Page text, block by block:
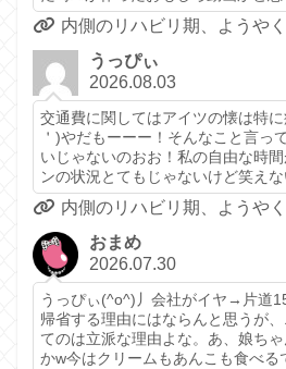
内側のリハビリ期、ようや
うっぴぃ
2026.08.03
交通費に関してはアイツの懐は特
＇)やだもーーー！そんなこと言っ
いじゃないのおお！私の自由な時
ンの状況とてもじゃないけど笑えな
内側のリハビリ期、ようや
おまめ
2026.07.30
うっぴぃ(^o^)丿会社がイヤ→片道
帰省する理由にはならんと思うが
てのは立派な理由よな。あ、娘ち
かw今はクリームもあんこも食べる